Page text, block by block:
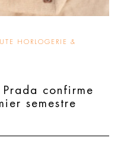
HORLOGERIE &
confirme
semestre